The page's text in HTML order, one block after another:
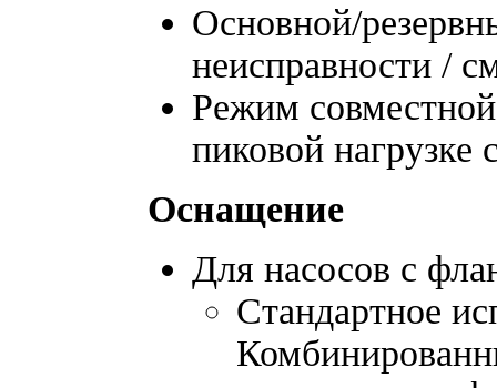
Основной/
неисправности /
Режим
пиковой
Оснащение
Для насосов с
Стандартное